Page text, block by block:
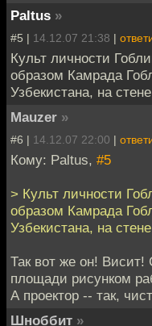
Paltus »
#5 | 14.12.07 21:38 |
Культ личности
образом Камрада
Узбекистана, на
Mauzer »
#6 | 14.12.07 22:00 |
Кому: Paltus, #5
> Культ личности
образом Камрада
Узбекистана, на
Так вот же он!
площади рисунком
А проектор -- так,
Шноббит »